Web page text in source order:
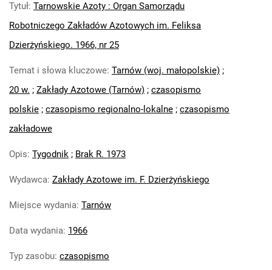
Tarnowskie Azoty : Organ Samorządu
Robotniczego Zakładów Azotowych im.
Feliksa Dzierżyńskiego. 1966, nr 6
Robotniczego Zakładów Azotowych im.
Feliksa Dzierżyńskiego. 1966, nr 7
Tarnowskie Azoty : Organ Samorządu
Tarnowskie Azoty : Organ Samorządu
Feliksa Dzierżyńskiego. 1966, nr 9
Robotniczego Zakładów Azotowych im.
Feliksa Dzierżyńskiego. 1966, nr 10
Robotniczego Zakładów Azotowych im.
Tytuł: Tarnowskie Azoty : Organ Samorządu
Robotniczego Zakładów Azotowych im. Feliksa
Dzierżyńskiego. 1966, nr 25
Temat i słowa kluczowe: Tarnów (woj. małopolskie) ;
20 w. ; Zakłady Azotowe (Tarnów) ; czasopismo
polskie ; czasopismo regionalno-lokalne ; czasopismo
zakładowe
Opis: Tygodnik ; Brak R. 1973
Wydawca: Zakłady Azotowe im. F. Dzierżyńskiego
Miejsce wydania: Tarnów
Data wydania: 1966
Typ zasobu: czasopismo